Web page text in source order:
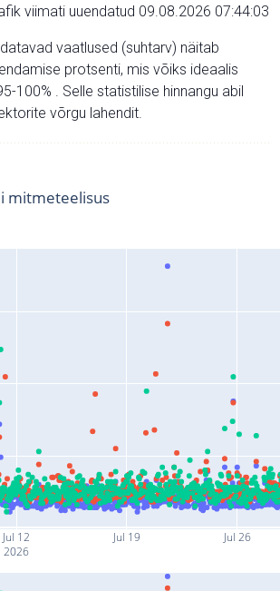
viimati uuendatud 09.08.2026 07:44:03
vaatlused (suhtarv) näitab
protsenti, mis võiks ideaalis
100% . Selle statistilise hinnangu abil
võrgu lahendit.
Jul 12
2026
Jul 19 Jul 26
mitmeteelisus